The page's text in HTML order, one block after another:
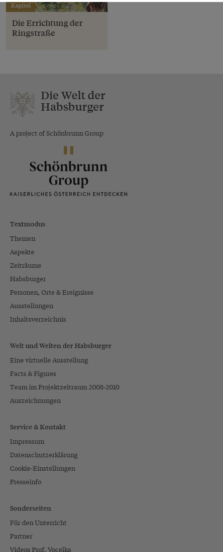
Kapitel
Die Errichtung der
Ringstraße
Die Welt der
Habsburger
A project of Schönbrunn Group
Textmodus
Themen
Aspekte
Zeiträume
Habsburger
Personen, Orte & Ereignisse
Ausstellungen
Inhaltsverzeichnis
Welt und Welten der Habsburger
Eine virtuelle Ausstellung
Facts & Figures
Team im Projektzeitraum 2008-2010
Auszeichnungen
Service & Kontakt
Impressum
Datenschutzerklärung
Cookie-Einstellungen
Presseinfo
Sonderseiten
Für den Unterricht
Partner
Videos Prof. Vocelka